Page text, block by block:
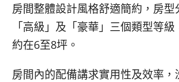
房間整體設計風格舒適簡約，房型
「高級」及「豪華」三個類型等
約在6至8坪。
房間內的配備講求實用性及效率，